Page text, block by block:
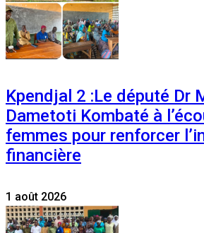
Kpendjal 2 :Le député Dr
Dametoti Kombaté à
femmes pour renforcer
financière
1 août 2026